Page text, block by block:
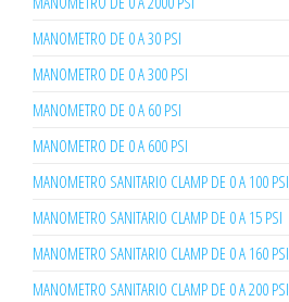
MANOMETRO DE 0 A 30 PSI
MANOMETRO DE 0 A 300 PSI
MANOMETRO DE 0 A 60 PSI
MANOMETRO DE 0 A 600 PSI
MANOMETRO SANITARIO CLAMP DE 0 A 100 PSI
MANOMETRO SANITARIO CLAMP DE 0 A 15 PSI
MANOMETRO SANITARIO CLAMP DE 0 A 160 PSI
MANOMETRO SANITARIO CLAMP DE 0 A 200 PSI